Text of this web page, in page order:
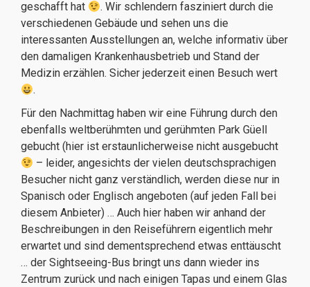
geschafft hat
. Wir schlendern fasziniert durch die
verschiedenen Gebäude und sehen uns die
interessanten Ausstellungen an, welche informativ über
den damaligen Krankenhausbetrieb und Stand der
Medizin erzählen. Sicher jederzeit einen Besuch wert
.
Für den Nachmittag haben wir eine Führung durch den
ebenfalls weltberühmten und gerühmten Park Güell
gebucht (hier ist erstaunlicherweise nicht ausgebucht
– leider, angesichts der vielen deutschsprachigen
Besucher nicht ganz verständlich, werden diese nur in
Spanisch oder Englisch angeboten (auf jeden Fall bei
diesem Anbieter) … Auch hier haben wir anhand der
Beschreibungen in den Reiseführern eigentlich mehr
erwartet und sind dementsprechend etwas enttäuscht
… der Sightseeing-Bus bringt uns dann wieder ins
Zentrum zurück und nach einigen Tapas und einem Glas